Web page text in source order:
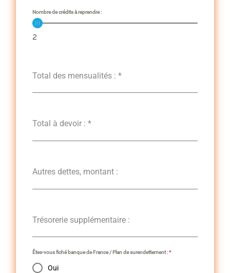
Nombre de crédits à reprendre :
2
Total des mensualités :*
Total à devoir :*
Autres dettes, montant :
Trésorerie supplémentaire :
Êtes-vous fiché banque de France / Plan de surendettement :*
Oui